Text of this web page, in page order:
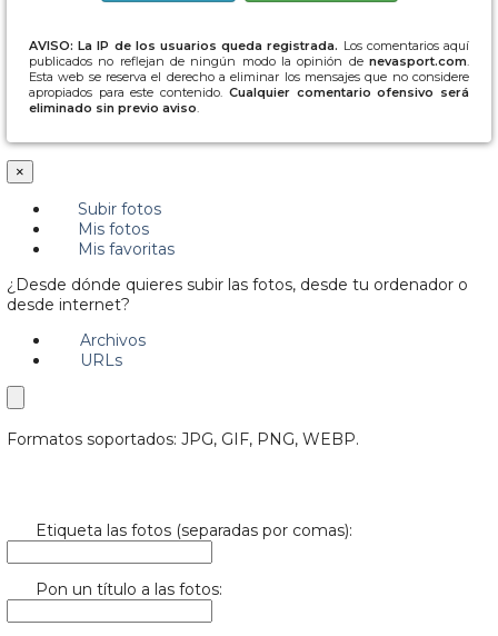
AVISO: La IP de los usuarios queda registrada. Los comentarios aquí
publicados no reflejan de ningún modo la opinión de nevasport.com
Esta web se reserva el derecho a eliminar los mensajes que no considere
apropiados para este contenido. Cualquier comentario ofensivo será
eliminado sin previo aviso
×
Subir fotos
Mis fotos
Mis favoritas
¿Desde dónde quieres subir las fotos, desde tu ordenador o
desde internet?
Archivos
URLs
Formatos soportados: JPG, GIF, PNG, WEBP.
Etiqueta las fotos (separadas por comas):
Pon un título a las fotos: